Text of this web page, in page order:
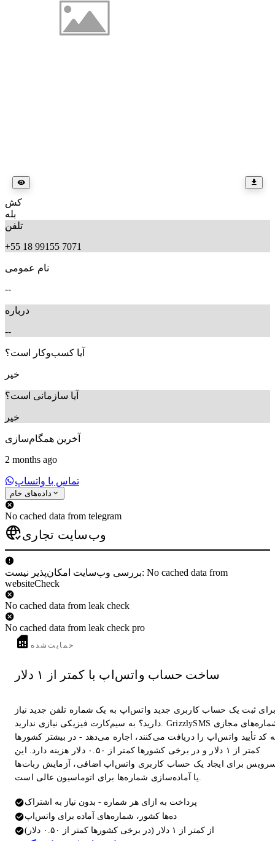
کش
بله
تلفن
+55 18 99155 7071
نام عمومی
--
درباره
--
آیا کسب‌وکار است؟
خیر
آیا سازمانی است؟
خیر
آخرین همگام‌سازی
2 months ago
تماس با واتساپ
داده‌های خام
No cached data from telegram
وب‌سایت تجاری
بررسی وب‌سایت امکان‌پذیر نیست: No cached data from
websiteCheck
No cached data from leak check
No cached data from leak check pro
حمایت‌شده
ساخت حساب واتس‌اپ با کمتر از ۱ دلار
ثبت یک حساب کاربری جدید واتس‌اپ به یک شماره تلفن جدید نیاز
دارید؟ به سیم‌کارت فیزیکی نیازی ندارید. GrizzlySMS شماره‌های مجازی
کد تأیید واتس‌اپ را دریافت می‌کنند، اجاره می‌دهد - در بیشتر کشورها
کمتر از ۱ دلار و در برخی کشورها کمتر از ۰.۵۰ دلار هزینه دارد. این
برای ایجاد یک حساب کاربری واتس‌اپ اضافی، آزمایش ربات‌ها
یا آماده‌سازی شماره‌ها برای اتوماسیون عالی است.
پرداخت به ازای هر شماره - بدون نیاز به اشتراک
ده‌ها کشور، شماره‌های آماده برای واتس‌اپ
از کمتر از ۱ دلار (در برخی کشورها کمتر از ۰.۵۰ دلار)